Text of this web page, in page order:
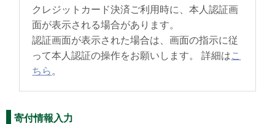
クレジットカード決済ご利用時に、本人認証画
面が表示される場合があります。
認証画面が表示された場合は、画面の指示に従
って本人認証の操作をお願いします。 詳細はこ
ちら 。
寄付情報入力